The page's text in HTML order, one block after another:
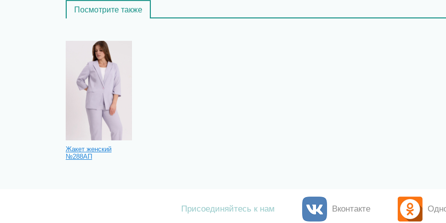
Посмотрите также
Жакет женский
№288АП
Присоединяйтесь к нам Вконтакте